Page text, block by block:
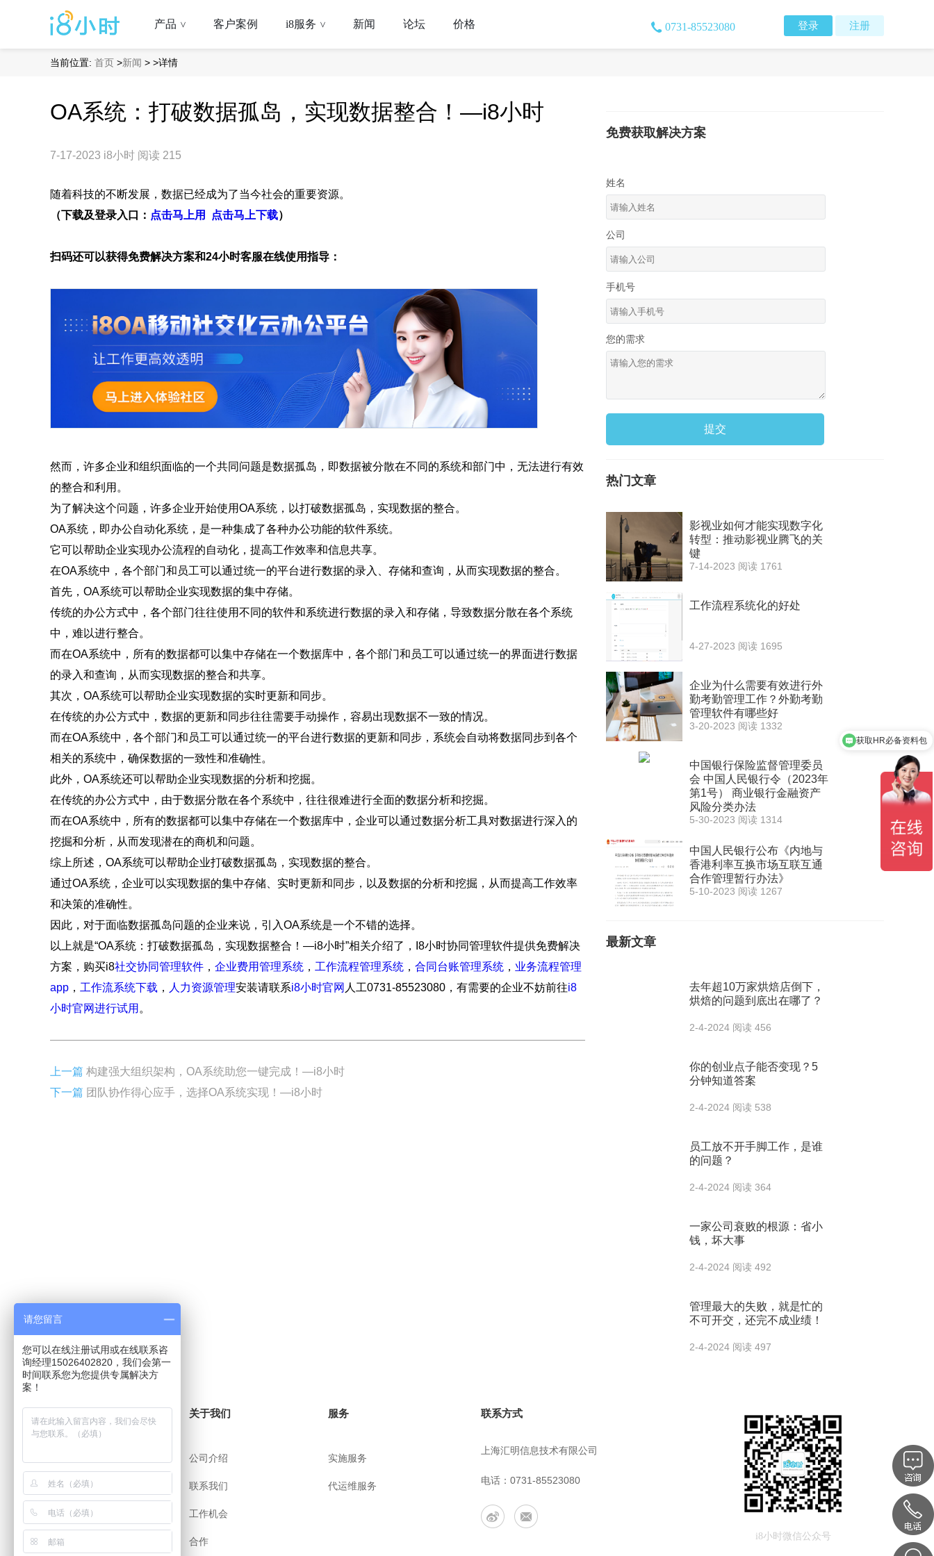
产品 > 客户案例 i8服务 > 新闻 论坛 价格 登录 注册
0731-85523080
当前位置: 首页 >新闻 > >详情
OA系统：打破数据孤岛，实现数据整合！—i8小时
7-17-2023 i8小时 阅读 215
随着科技的不断发展，数据已经成为了当今社会的重要资源。
（下载及登录入口： 点击马上用 点击马上下载）
扫码还可以获得免费解决方案和24小时客服在线使用指导：
然而，许多企业和组织面临的一个共同问题是数据孤岛，即数据被分散在不同的系统和部门中，无法进行有效
的整合和利用。
为了解决这个问题，许多企业开始使用OA系统，以打破数据孤岛，实现数据的整合。
OA系统，即办公自动化系统，是一种集成了各种办公功能的软件系统。
它可以帮助企业实现办公流程的自动化，提高工作效率和信息共享。
在OA系统中，各个部门和员工可以通过统一的平台进行数据的录入、存储和查询，从而实现数据的整合。
首先，OA系统可以帮助企业实现数据的集中存储。
传统的办公方式中，各个部门往往使用不同的软件和系统进行数据的录入和存储，导致数据分散在各个系统
中，难以进行整合。
而在OA系统中，所有的数据都可以集中存储在一个数据库中，各个部门和员工可以通过统一的界面进行数据
的录入和查询，从而实现数据的整合和共享。
其次，OA系统可以帮助企业实现数据的实时更新和同步。
在传统的办公方式中，数据的更新和同步往往需要手动操作，容易出现数据不一致的情况。
而在OA系统中，各个部门和员工可以通过统一的平台进行数据的更新和同步，系统会自动将数据同步到各个
相关的系统中，确保数据的一致性和准确性。
此外，OA系统还可以帮助企业实现数据的分析和挖掘。
在传统的办公方式中，由于数据分散在各个系统中，往往很难进行全面的数据分析和挖掘。
而在OA系统中，所有的数据都可以集中存储在一个数据库中，企业可以通过数据分析工具对数据进行深入的
挖掘和分析，从而发现潜在的商机和问题。
综上所述，OA系统可以帮助企业打破数据孤岛，实现数据的整合。
通过OA系统，企业可以实现数据的集中存储、实时更新和同步，以及数据的分析和挖掘，从而提高工作效率
和决策的准确性。
因此，对于面临数据孤岛问题的企业来说，引入OA系统是一个不错的选择。
以上就是“OA系统：打破数据孤岛，实现数据整合！—i8小时”相关介绍了，I8小时协同管理软件提供免费解决
方案，购买i8社交协同管理软件 ， 企业费用管理系统 ， 工作流程管理系统 ， 合同台账管理系统 ， 业务流程管理
app ， 工作流系统下载 ， 人力资源管理安装请联系i8小时官网 人工0731-85523080，有需要的企业不妨前往i8
小时官网进行试用 。
上一篇 构建强大组织架构，OA系统助您一键完成！—i8小时
下一篇 团队协作得心应手，选择OA系统实现！—i8小时
免费获取解决方案
姓名
公司
手机号
您的需求
提交
热门文章
影视业如何才能实现数字化
转型：推动影视业腾飞的关
键
7-14-2023 阅读 1761
工作流程系统化的好处
4-27-2023 阅读 1695
企业为什么需要有效进行外
勤考勤管理工作？外勤考勤
管理软件有哪些好
3-20-2023 阅读 1332
中国银行保险监督管理委员
会 中国人民银行令（2023年
第1号） 商业银行金融资产
风险分类办法
5-30-2023 阅读 1314
中国人民银行公布《内地与
香港利率互换市场互联互通
合作管理暂行办法》
5-10-2023 阅读 1267
最新文章
去年超10万家烘焙店倒下，
烘焙的问题到底出在哪了？
2-4-2024 阅读 456
你的创业点子能否变现？5
分钟知道答案
2-4-2024 阅读 538
员工放不开手脚工作，是谁
的问题？
2-4-2024 阅读 364
一家公司衰败的根源：省小
钱，坏大事
2-4-2024 阅读 492
管理最大的失败，就是忙的
不可开交，还完不成业绩！
2-4-2024 阅读 497
用户协议
安全策略
app下载
关于我们
公司介绍
联系我们
工作机会
合作
服务
实施服务
代运维服务
联系方式
上海汇明信息技术有限公司
电话：0731-85523080
i8小时微信公众号
代开后台账户
请您留言
您可以在线注册试用或在线联系咨
询经理15026402820，我们会第一
时间联系您为您提供专属解决方
案！